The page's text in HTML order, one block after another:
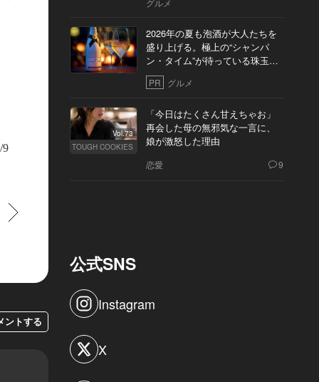
9
ントする
グルメ
2026年の夏も泡酒が大人たちを
盛り上げる。極上の“シャンパ
ン・タイム”が待っている珠玉の
10軒
PR グルメ
Vol.73
TOUGH COOKIES
「今日はたくさん甘えちゃお」
再会した母の無邪気な一言に、
娘が激怒した理由
恋愛 9
公式SNS
Instagram
X